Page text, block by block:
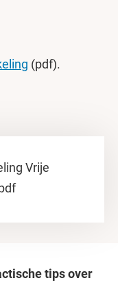
(pdf).
Vrije
tips over